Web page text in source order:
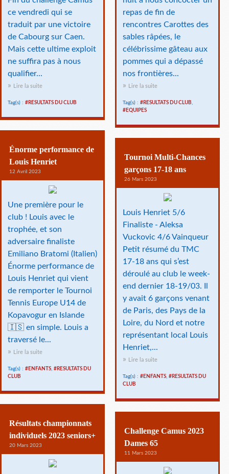
ce vendredi qui se
traduit par une victoire
de Cabourg sur Caen.
Mais cette ultime exploit
ne suffira pas à nous
qualifier...
Lire la suite
Tag(s) : #RESULTATS DU CLUB
repas de fin de
rencontres Carottes des
sables râpées, le
célébrissime gâteau aux
pommes qui a dépassé
nos frontières...
Lire la suite
Tag(s) : #RESULTATS DU CLUB,
#EQUIPES
Énorme performance de
Louis Henriet
12 Avril 2023
Une première pour le
club ! Louis avec le
trophée, et son
adversaire finaliste
Emiliano Bratomi (Italien)
Énorme performance de
Louis Henriet qui vient
de remporter le Tournoi
Tennis Europe U14 de
Kopavogur en Islande
🇮🇸 en simple. Louis a
traversé le...
Lire la suite
Tag(s) : #ENFANTS, #RESULTATS DU
CLUB
Tournoi Multi-Chances
garçons 17-18 ans
26 Mars 2023
Louis Henriet 5/6
Finaliste - Aleksa
Vuckovic 4/6 Vainqueur
Petit résumé du TMC
17-18 ans qui s’est
déroulé au club le week-
end dernier 18-19/03. Il
y avait 6 garçons venant
de Paris, des Pays de la
Loire, du Nord et notre
représentant local Louis
Henriet,...
Lire la suite
Tag(s) : #ENFANTS, #RESULTATS DU
CLUB
Résultats championnats
individuels 2023 seniors+
20 Mars 2023
Challenge Camus 2023
Dames 65
11 Mars 2023